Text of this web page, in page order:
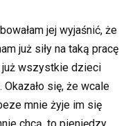
jej wyjaśnić, że
już siły na taką pracę
już wszystkie dzieci
się, że wcale
mnie żyje im się